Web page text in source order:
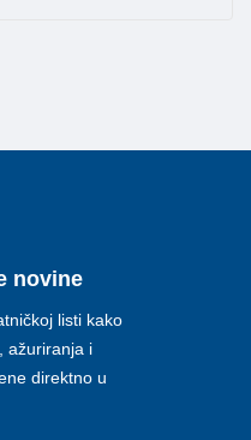
novine
listi kako
ažuriranja i
direktno u